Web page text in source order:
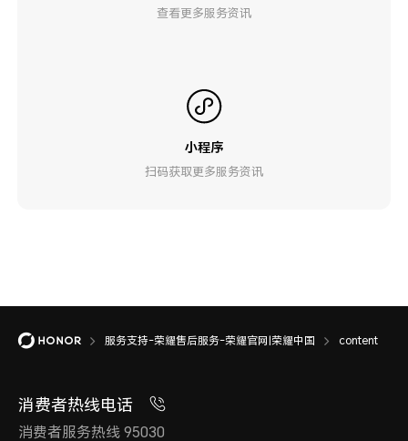
查看更多服务资讯
小程序
扫码获取更多服务资讯
服务支持-荣耀售后服务-荣耀官网|荣耀中国 content
消费者热线电话
消费者服务热线 95030